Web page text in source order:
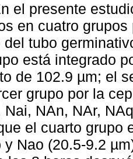
el presente
en cuatro
del tubo
está integrado
de 102.9 µm; el
grupo por la
Nai, NAn, NAr,
el cuarto grupo
y Nao (20.5-9.2